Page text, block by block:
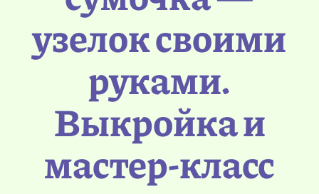
узелок своими
руками.
Выкройка и
мастер-класс